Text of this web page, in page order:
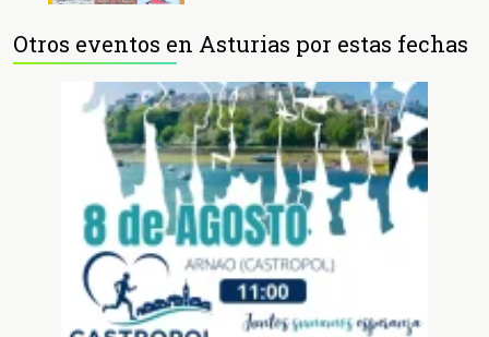
Otros eventos en Asturias por estas fechas